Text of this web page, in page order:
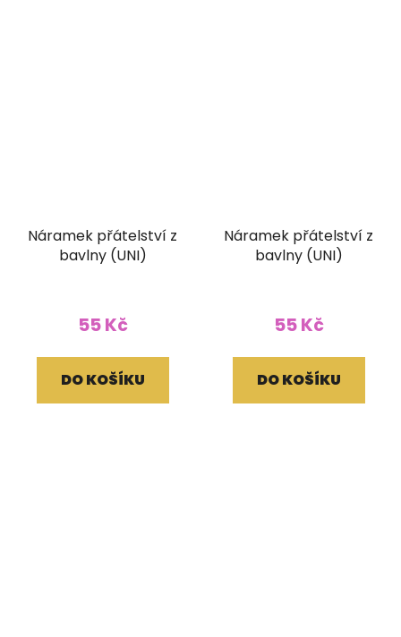
Náramek přátelství z
bavlny (UNI)
55 Kč
DO KOŠÍKU
Náramek přátelství z
bavlny (UNI)
55 Kč
DO KOŠÍKU